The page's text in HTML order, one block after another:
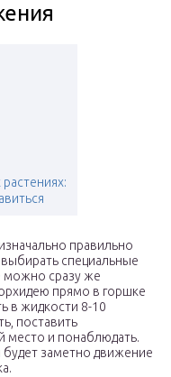
правильно
специальные
можно сразу же
прямо в горшке
в жидкости 8-10
поставить
место и понаблюдать.
заметно движение